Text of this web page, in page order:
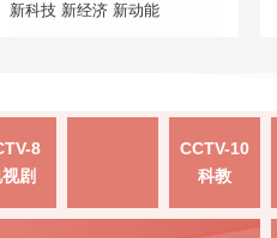
新科技 新经济 新动能
8
剧
CCTV-10
科教